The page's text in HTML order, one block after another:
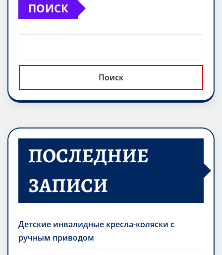
ПОИСК
Поиск
ПОСЛЕДНИЕ
ЗАПИСИ
Детские инвалидные кресла-коляски с
ручным приводом